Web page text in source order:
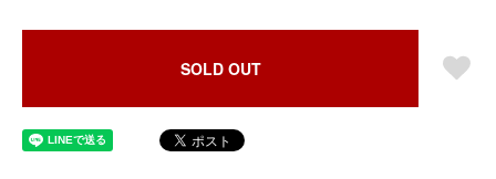
SOLD OUT